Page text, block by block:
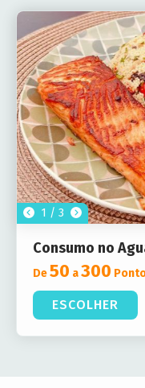
1 / 3
Consumo no
De50 a300
ESCOLHER